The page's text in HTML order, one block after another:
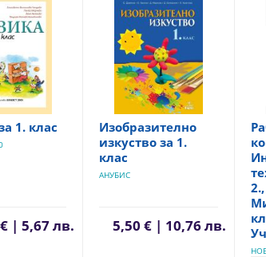
1. клас
| 5,67 лв.
Изобразително
изкуство за 1.
клас
АНУБИС
5,50 € | 10,76 лв.